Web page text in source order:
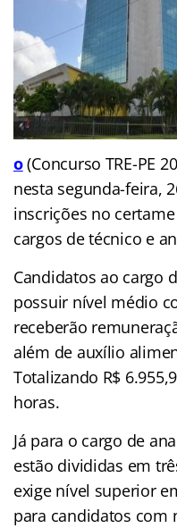
o(Concurso TRE-PE
nesta segunda-feira,
inscrições no
cargos de técnico e
Candidatos ao cargo
possuir nível médio
receberão
além de auxílio
Totalizando R$
horas.
Já para o cargo de
estão divididas em
exige nível superior
para candidatos com